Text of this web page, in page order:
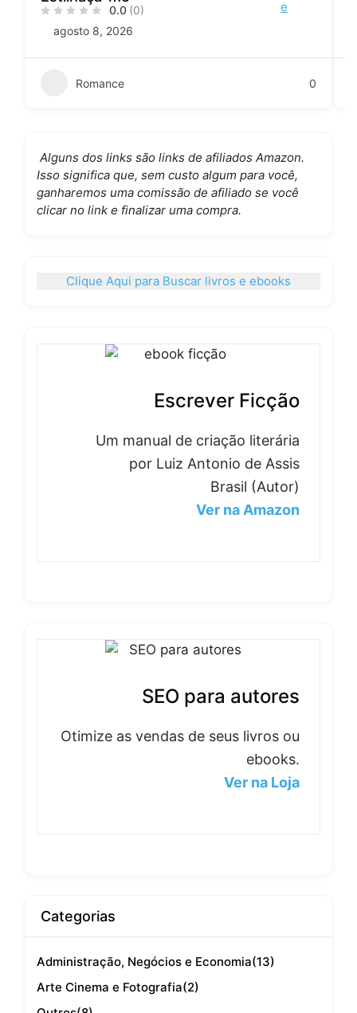
0.0 (0)
agosto 8, 2026
Romance 0
Alguns dos links são links de afiliados Amazon.
Isso significa que, sem custo algum para você,
ganharemos uma comissão de afiliado se você
clicar no link e finalizar uma compra.
Clique Aqui para Buscar livros e ebooks
Escrever Ficção
Um manual de criação literária
por Luiz Antonio de Assis
Brasil (Autor)
Ver na Amazon
SEO para autores
Otimize as vendas de seus livros ou
ebooks.
Ver na Loja
Categorias
Administração, Negócios e Economia(13)
Arte Cinema e Fotografia(2)